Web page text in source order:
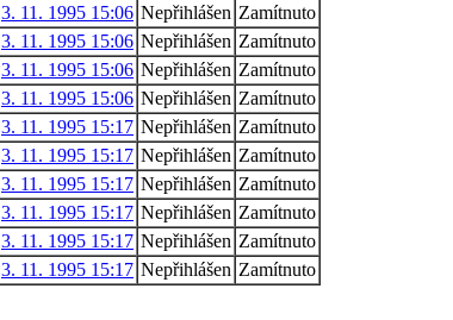
3. 11. 1995 15:06 Nepřihlášen Zamítnuto
3. 11. 1995 15:06 Nepřihlášen Zamítnuto
3. 11. 1995 15:06 Nepřihlášen Zamítnuto
3. 11. 1995 15:06 Nepřihlášen Zamítnuto
3. 11. 1995 15:17 Nepřihlášen Zamítnuto
3. 11. 1995 15:17 Nepřihlášen Zamítnuto
3. 11. 1995 15:17 Nepřihlášen Zamítnuto
3. 11. 1995 15:17 Nepřihlášen Zamítnuto
3. 11. 1995 15:17 Nepřihlášen Zamítnuto
3. 11. 1995 15:17 Nepřihlášen Zamítnuto